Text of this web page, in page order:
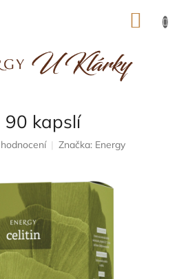
90 kapslí
Značka: Energy